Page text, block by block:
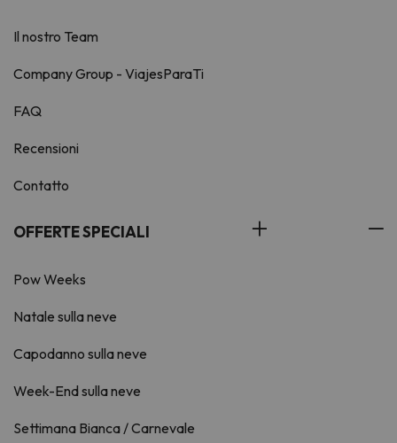
Il nostro Team
Company Group - ViajesParaTi
FAQ
Recensioni
Contatto
OFFERTE SPECIALI
Pow Weeks
Natale sulla neve
Capodanno sulla neve
Week-End sulla neve
Settimana Bianca / Carnevale